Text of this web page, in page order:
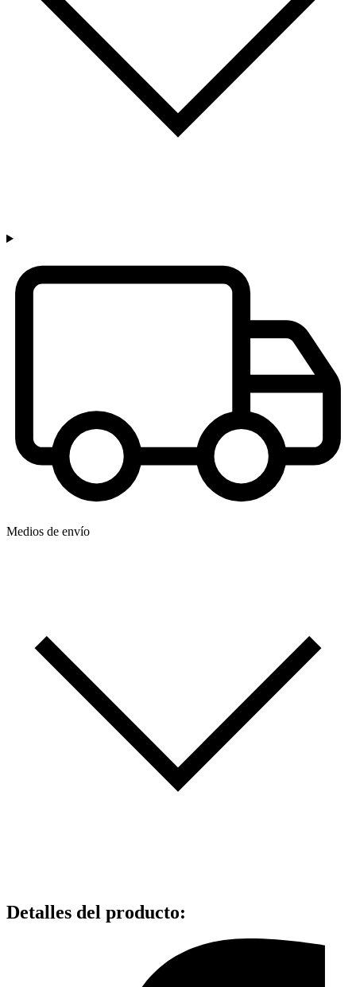
Medios de envío
Detalles del producto: